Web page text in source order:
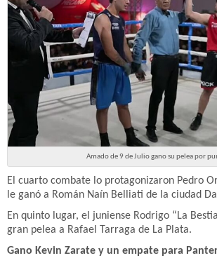
Amado de 9 de Julio gano su pelea por
El cuarto combate lo protagonizaron Pedro
le ganó a Román Naín Belliati de la ciudad
En quinto lugar, el juniense Rodrigo “La
gran pelea a Rafael Tarraga de La Plata.
Gano Kevin Zarate y un empate para